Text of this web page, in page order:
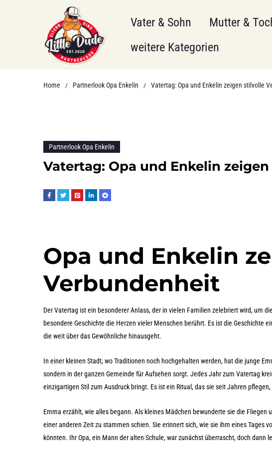
Vater & Sohn Mutter &
weitere Kategorien
Home / Partnerlook Opa Enkelin / Vatertag: Opa und Enkelin zeigen stilvolle
Partnerlook Opa Enkelin
Vatertag: Opa und Enkelin
Opa und Enkelin
Verbundenheit
Der Vatertag ist ein besonderer Anlass, der in vielen Familien zelebriert wird, um
besondere Geschichte die Herzen vieler Menschen berührt. Es ist die Geschichte
die weit über das Gewöhnliche hinausgeht.
In einer kleinen Stadt, wo Traditionen noch hochgehalten werden, hat die junge
sondern in der ganzen Gemeinde für Aufsehen sorgt. Jedes Jahr zum Vatertag
einzigartigen Stil zum Ausdruck bringt. Es ist ein Ritual, das sie seit Jahren
Emma erzählt, wie alles begann. Als kleines Mädchen bewunderte sie die Fliegen
einer anderen Zeit zu stammen schien. Sie erinnert sich, wie sie ihm eines Tages
könnten. Ihr Opa, ein Mann der alten Schule, war zunächst überrascht, doch